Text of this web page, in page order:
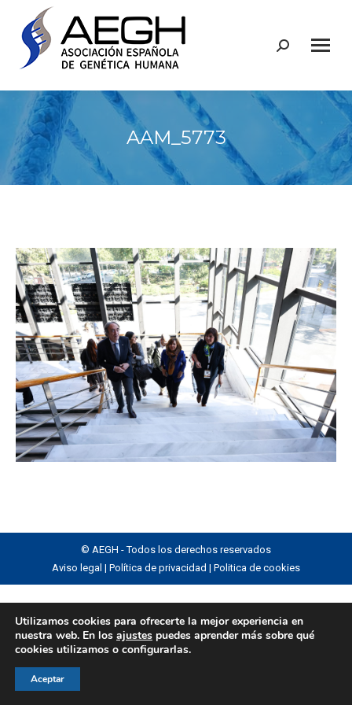
Buscar:
AAM_5773
© AEGH - Todos los derechos reservados
Aviso legal | Política de privacidad | Politica de cookies
Utilizamos cookies para ofrecerte la mejor experiencia en
nuestra web. En los ajustes puedes aprender más sobre qué
cookies utilizamos o configurarlas.
Aceptar